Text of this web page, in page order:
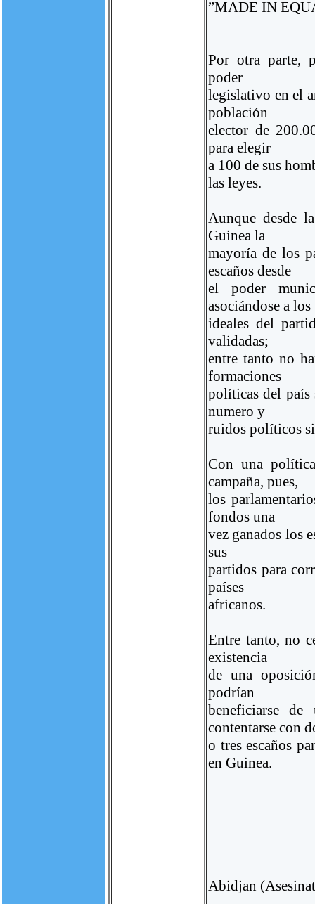
”MADE IN
Por otra parte,
poder
legislativo en el
población
elector de
para elegir
a 100 de sus
las leyes.
Aunque desde
Guinea la
mayoría de los
escaños desde
el poder
asociándose a los
ideales del
validadas;
entre tanto no
formaciones
políticas del país
numero y
ruidos políticos
Con una
campaña, pues,
los
fondos una
vez ganados los
sus
partidos para
países
africanos.
Entre tanto, no
existencia
de una
podrían
beneficiarse
contentarse con
o tres escaños
en Guinea.
Abidjan